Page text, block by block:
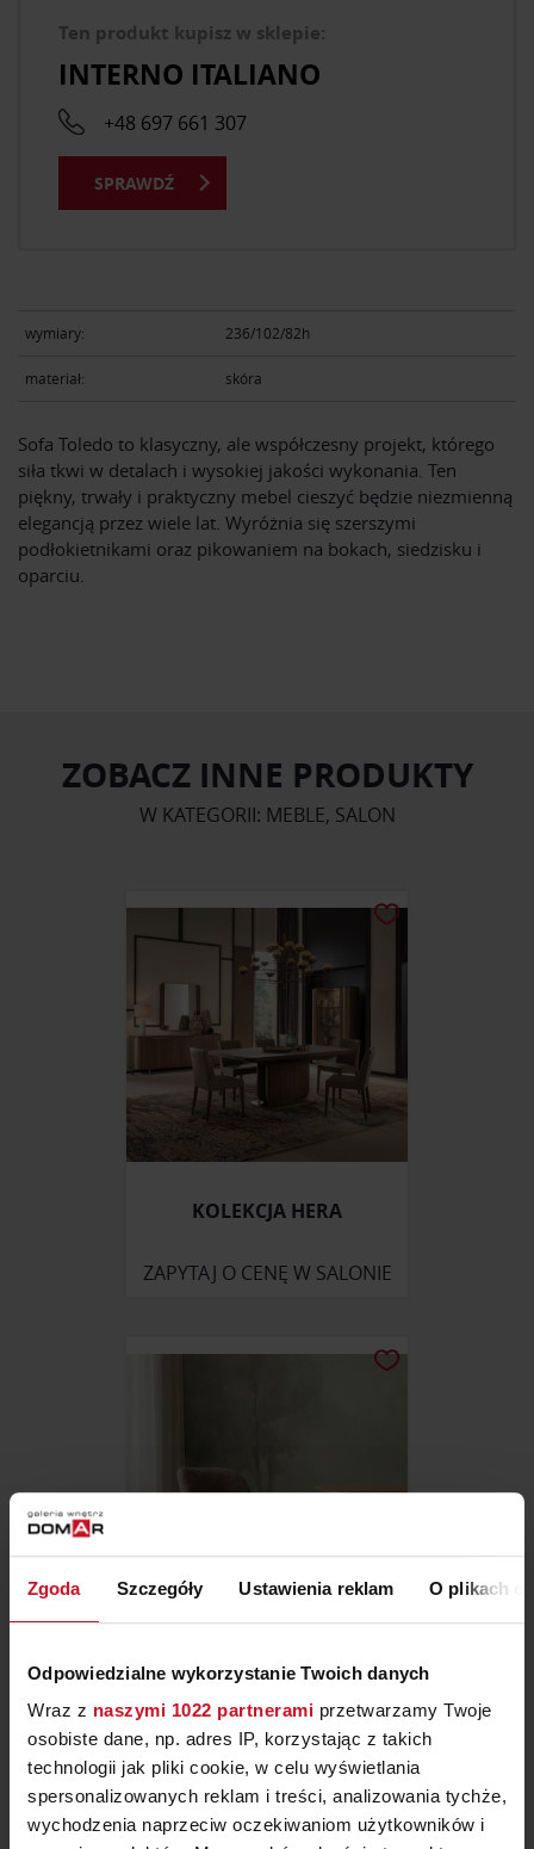
Zgoda Szczegóły Ustawienia reklam O plikach
Odpowiedzialne wykorzystanie Twoich danych
Wraz z naszymi 1022 partnerami przetwarzamy Twoje
osobiste dane, np. adres IP, korzystając z takich
technologii jak pliki cookie, w celu wyświetlania
spersonalizowanych reklam i treści, analizowania tychże,
wychodzenia naprzeciw oczekiwaniom użytkowników i
wymiary: 236/102/82h
materiał: skóra
Sofa Toledo to klasyczny, ale współczesny projekt, którego
siła tkwi w detalach i wysokiej jakości wykonania. Ten
piękny, trwały i praktyczny mebel cieszyć będzie niezmienną
elegancją przez wiele lat. Wyróżnia się szerszymi
podłokietnikami oraz pikowaniem na bokach, siedzisku i
oparciu.
Ten produkt kupisz w sklepie:
INTERNO ITALIANO
+48 697 661 307
SPRAWDŹ
ZOBACZ INNE PRODUKTY
W KATEGORII: MEBLE, SALON
KOLEKCJA HERA
ZAPYTAJ O CENĘ W SALONIE
ZAPYTAJ O CENĘ W SALONIE